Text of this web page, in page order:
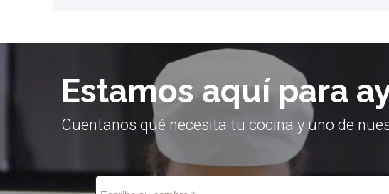
Estamos aquí para
Cuentanos qué necesita tu cocina y uno de